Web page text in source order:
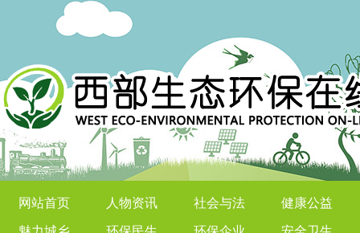
西部生态环保在线
网站首页 人物资讯 社会与法 健康公益